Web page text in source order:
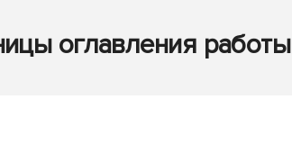
оглавления работы